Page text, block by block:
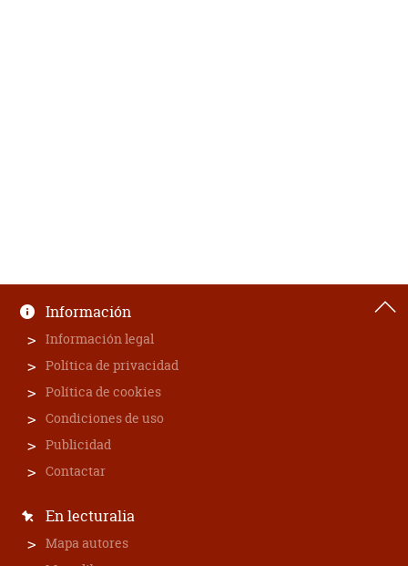
Información
Información legal
Política de privacidad
Política de cookies
Condiciones de uso
Publicidad
Contactar
En lecturalia
Mapa autores